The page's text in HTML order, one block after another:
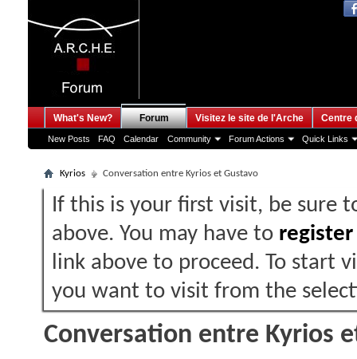
What's New? Forum
New Posts FAQ Calendar Community Forum Actions Quick Links
Visitez le site de l'Arche Centre
Kyrios Conversation entre Kyrios et Gustavo
If this is your first visit, be sure
above. You may have to register
link above to proceed. To start
you want to visit from the
Conversation entre Kyrios